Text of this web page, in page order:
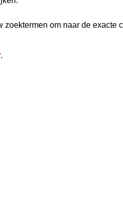
zoektermen om naar de exacte
.